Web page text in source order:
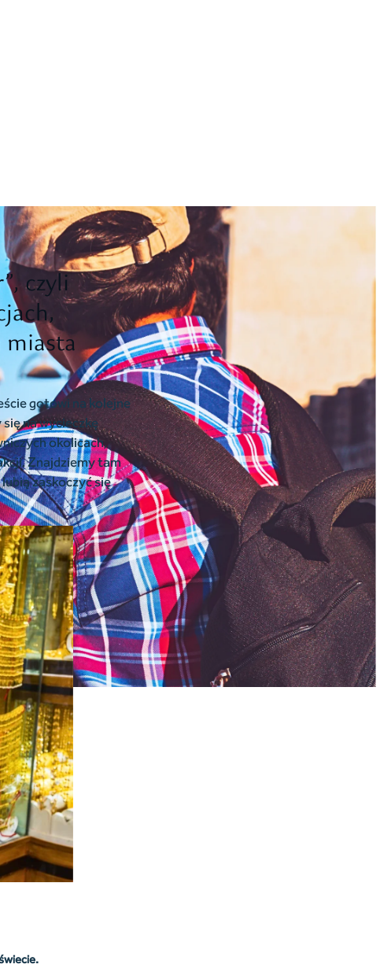
czyli
miasta
gotowi na kolejne
na wycieczkę
okolicach,
Znajdziemy tam
zaskoczyć się